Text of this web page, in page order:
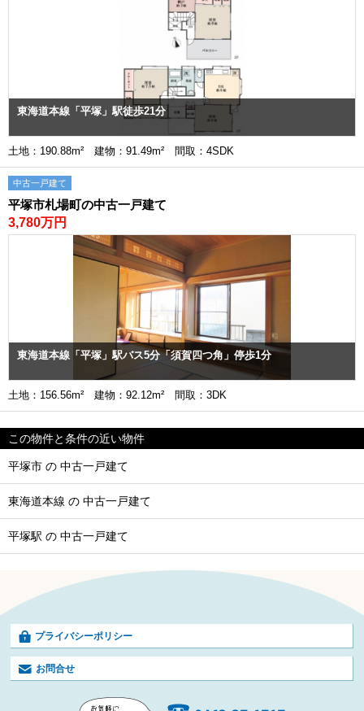
東海道本線「平塚」駅徒歩21分
土地：190.88m² 建物：91.49m² 間取：4SDK
中古一戸建て
平塚市札場町の中古一戸建て
3,780万円
東海道本線「平塚」駅バス5分「須賀四つ角」停歩1分
土地：156.56m² 建物：92.12m² 間取：3DK
この物件と条件の近い物件
平塚市 の 中古一戸建て
東海道本線 の 中古一戸建て
平塚駅 の 中古一戸建て
プライバシーポリシー
お問合せ